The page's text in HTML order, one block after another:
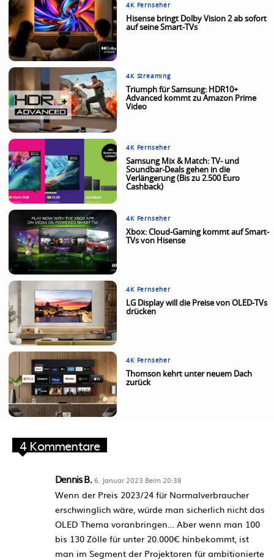
4K Fernseher
Hisense bringt Dolby Vision 2 ab sofort
auf seine Smart-TVs
4K Streaming
Triumph für Samsung: HDR10+
Advanced kommt zu Amazon Prime
Video
4K Fernseher
Samsung Mix & Match: TV- und
Soundbar-Deals gehen in die
Verlängerung (Bis zu 2.500 Euro
Cashback)
4K Fernseher
Xbox: Cloud-Gaming kommt auf Smart-
TVs von Hisense
4K Fernseher
LG Display will die Preise von OLED-TVs
drücken
4K Fernseher
Thomson kehrt unter neuem Dach
zurück
4 Kommentare
Dennis B. 6. Januar 2023 Beim 20:38
Wenn der Preis 2023/24 für Normalverbraucher
erschwinglich wäre, würde man sicherlich nicht das
OLED Thema voranbringen… Aber wenn man 100
bis 130 Zölle für unter 20.000€ hinbekommt, ist
man im Segment der Projektoren für ambitionierte